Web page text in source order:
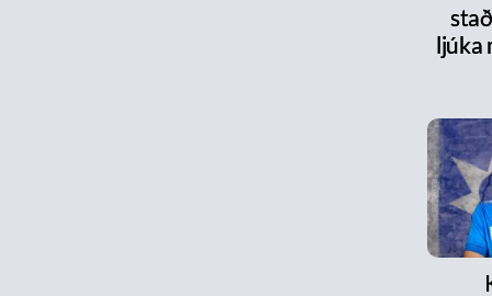
ljúka